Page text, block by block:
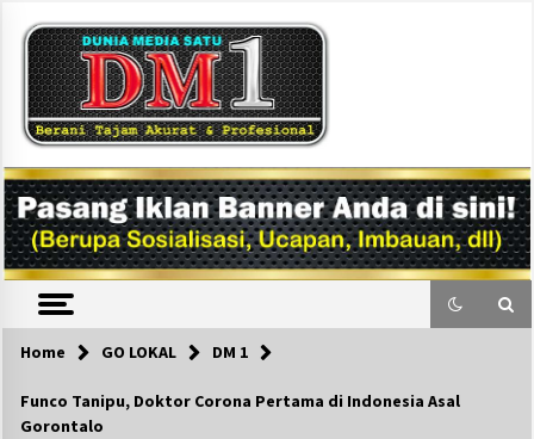
content
DM1
Home GO LOKAL DM 1
Funco Tanipu, Doktor Corona Pertama di Indonesia Asal
Gorontalo